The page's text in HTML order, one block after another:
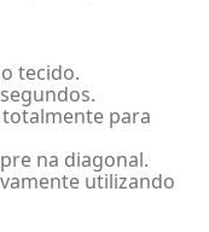
tecido.
totalmente para
na diagonal.
utilizando